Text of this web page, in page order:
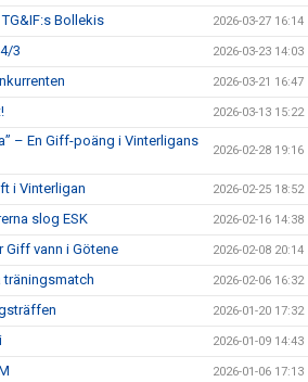
Bollekis 2026-03-27 16:14
3 2026-03-23 14:03
2026-03-21 16:47
2026-03-13 15:22
– En Giff-poäng i Vinterligans
2026-02-28 19:16
i Vinterligan 2026-02-25 18:52
slog ESK 2026-02-16 14:38
Giff vann i Götene 2026-02-08 20:14
2026-02-06 16:32
2026-01-20 17:32
2026-01-09 14:43
2026-01-06 17:13